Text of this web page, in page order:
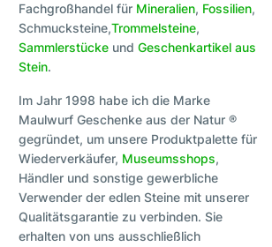
Fachgroßhandel für Mineralien, Fossilien,
Schmucksteine,Trommelsteine,
Sammlerstücke undGeschenkartikel aus
Stein.
Im Jahr 1998 habe ich die Marke
Maulwurf Geschenke aus der Natur ®
gegründet, um unsere Produktpalette für
Wiederverkäufer, Museumsshops,
Händler und sonstige gewerbliche
Verwender der edlen Steine mit unserer
Qualitätsgarantie zu verbinden. Sie
erhalten von uns ausschließlich